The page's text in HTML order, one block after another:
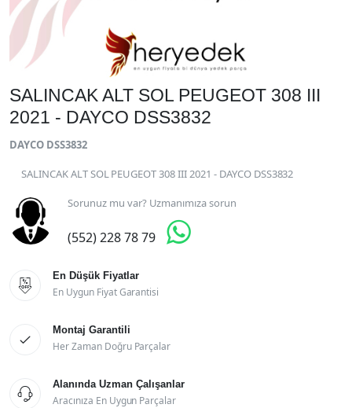
SALINCAK ALT SOL PEUGEOT 308 III
2021 - DAYCO DSS3832
DAYCO DSS3832
SALINCAK ALT SOL PEUGEOT 308 III 2021 - DAYCO DSS3832
Sorunuz mu var? Uzmanımıza sorun
(552) 228 78 79 

En Düşük Fiyatlar
En Uygun Fiyat Garantisi

Montaj Garantili
Her Zaman Doğru Parçalar

Alanında Uzman Çalışanlar
Aracınıza En Uygun Parçalar